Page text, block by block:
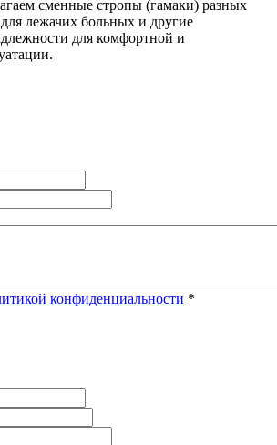
сменные стропы (гамаки) разных
лежачих больных и другие
для комфортной и
конфиденциальности *